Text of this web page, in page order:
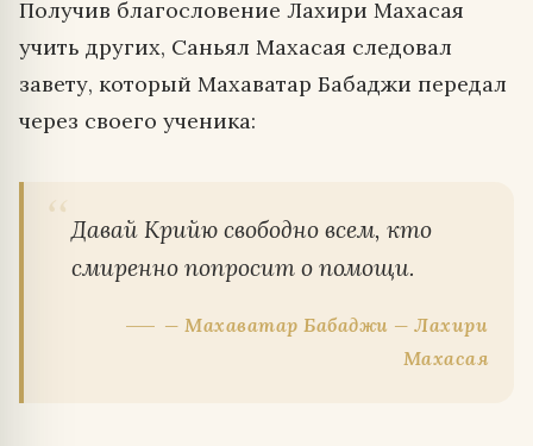
Получив благословение Лахири Махасая
учить других, Саньял Махасая следовал
завету, который Махаватар Бабаджи передал
через своего ученика:
Давай Крийю свободно всем, кто
смиренно попросит о помощи.
— Махаватар Бабаджи — Лахири
Махасая